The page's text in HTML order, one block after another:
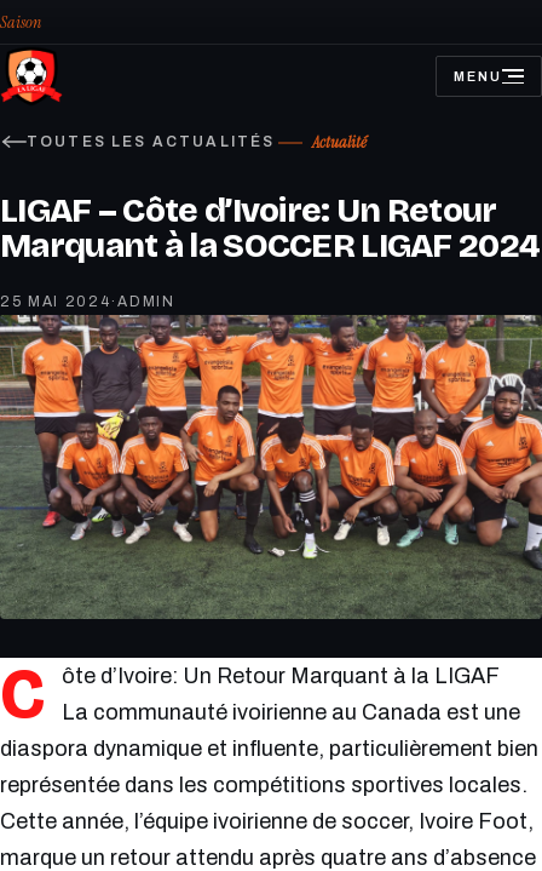
Saison
MENU
OUVRIR
LE
TOUTES LES ACTUALITÉS Actualité
LIGAF – Côte d’Ivoire: Un Retour
Marquant à la SOCCER LIGAF 2024
25 MAI 2024 ·ADMIN
C
ôte d’Ivoire: Un Retour Marquant à la LIGAF
La communauté ivoirienne au Canada est une
diaspora dynamique et influente, particulièrement bien
représentée dans les compétitions sportives locales.
Cette année, l’équipe ivoirienne de soccer, Ivoire Foot,
marque un retour attendu après quatre ans d’absence